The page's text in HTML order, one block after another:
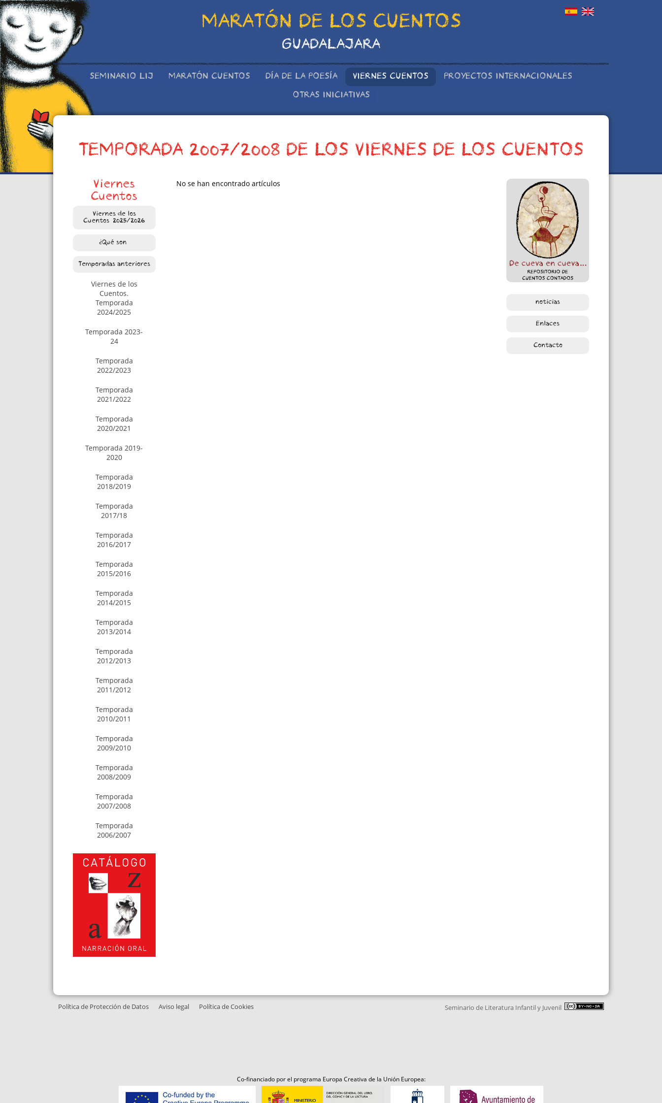
MARATÓN DE LOS CUENTOS
GUADALAJARA
SEMINARIO LIJ MARATÓN CUENTOS DÍA DE LA POESÍA VIERNES CUENTOS PROYECTOS INTERNACIONALES
OTRAS INICIATIVAS
TEMPORADA 2007/2008 DE LOS VIERNES DE LOS CUENTOS
Viernes
Cuentos
Viernes de los
Cuentos. 2025/2026
¿Qué son?
Temporadas anteriores
Viernes de los
Cuentos.
Temporada
2024/2025
Temporada 2023-
24
Temporada
2022/2023
Temporada
2021/2022
Temporada
2020/2021
Temporada 2019-
2020
Temporada
2018/2019
Temporada
2017/18
Temporada
2016/2017
Temporada
2015/2016
Temporada
2014/2015
Temporada
2013/2014
Temporada
2012/2013
Temporada
2011/2012
Temporada
2010/2011
Temporada
2009/2010
Temporada
2008/2009
Temporada
2007/2008
Temporada
2006/2007
noticias
Enlaces
Contacto
No se han encontrado artículos
Seminario de Literatura Infantil y Juvenil
Política de Protección de Datos Aviso legal Política de Cookies
Co-financiado por el programa Europa Creativa de la Unión Europea: